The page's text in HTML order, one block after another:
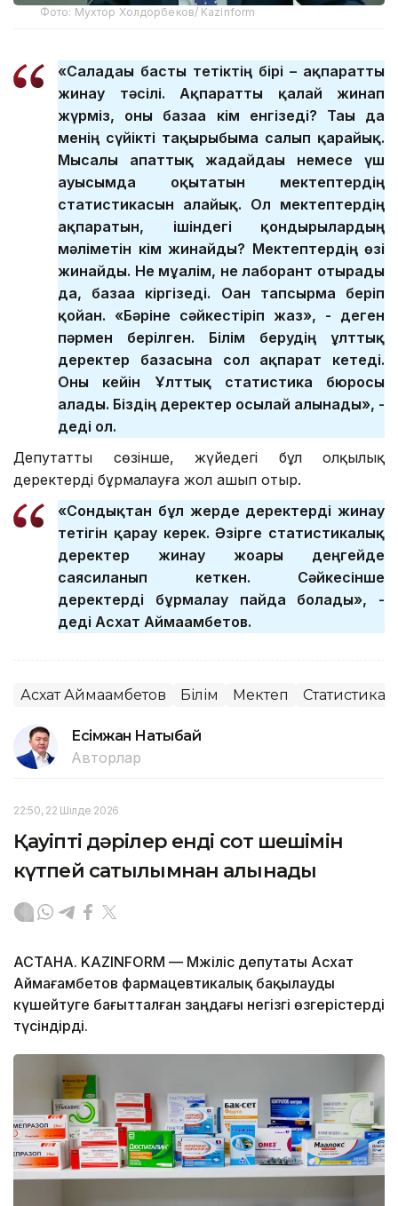
Фото: Мухтор Холдорбеков/ Kazinform
«Саладағы басты тетіктің бірі – ақпаратты
жинау тәсілі. Ақпаратты қалай жинап
жүрміз, оны базаға кім енгізеді? Тағы да
менің сүйікті тақырыбыма салып қарайық.
Мысалы апаттық жағдайдағы немесе үш
ауысымда оқытатын мектептердің
статистикасын алайық. Ол мектептердің
ақпаратын, ішіндегі қондырғылардың
мәліметін кім жинайды? Мектептердің өзі
жинайды. Не мұғалім, не лаборант отырады
да, базаға кіргізеді. Оған тапсырма беріп
қойған. «Бәріне сәйкестіріп жаз», - деген
пәрмен берілген. Білім берудің ұлттық
деректер базасына сол ақпарат кетеді.
Оны кейін Ұлттық статистика бюросы
алады. Біздің деректер осылай алынады», -
деді ол.
Депутаттың сөзінше, жүйедегі бұл олқылық
деректерді бұрмалауға жол ашып отыр.
«Сондықтан бұл жерде деректерді жинау
тетігін қарау керек. Әзірге статистикалық
деректер жинау жоғары деңгейде
саясиланып кеткен. Сәйкесінше
деректерді бұрмалау пайда болады», -
деді Асхат Аймағамбетов.
Асхат Аймағамбетов Білім Мектеп Статистика
Есімжан Нақтыбай
Авторлар
22:50, 22 Шілде 2026
Қауіпті дәрілер енді сот шешімін
күтпей сатылымнан алынады
АСТАНА. KAZINFORM — Мәжіліс депутаты Асхат
Аймағамбетов фармацевтикалық бақылауды
күшейтуге бағытталған заңдағы негізгі өзгерістерді
түсіндірді.